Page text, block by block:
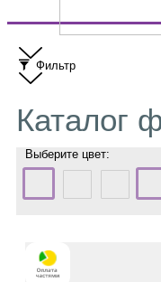
Фильтр
Каталог
Выберите цвет: